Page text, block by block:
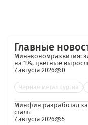
Главные
Минэкономразвития:
на 1%, цветные
7 августа 2026 0
Черная металлургия
Минфин разработал
сталь
7 августа 2026 5